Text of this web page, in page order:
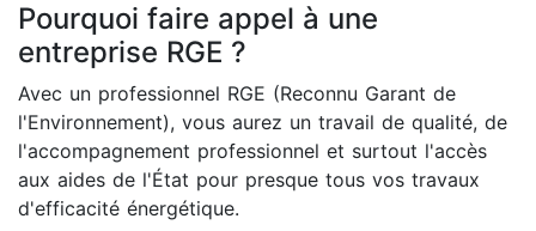
Pourquoi faire appel à une
entreprise RGE ?
Avec un professionnel RGE (Reconnu Garant de
l'Environnement), vous aurez un travail de qualité, de
l'accompagnement professionnel et surtout l'accès
aux aides de l'État pour presque tous vos travaux
d'efficacité énergétique.